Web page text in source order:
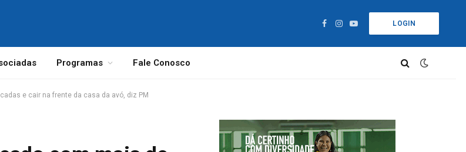
Facebook
Instagram
YouTube
LOGIN
Programas Fale Conosco
e cair na frente da casa da avó, diz PM